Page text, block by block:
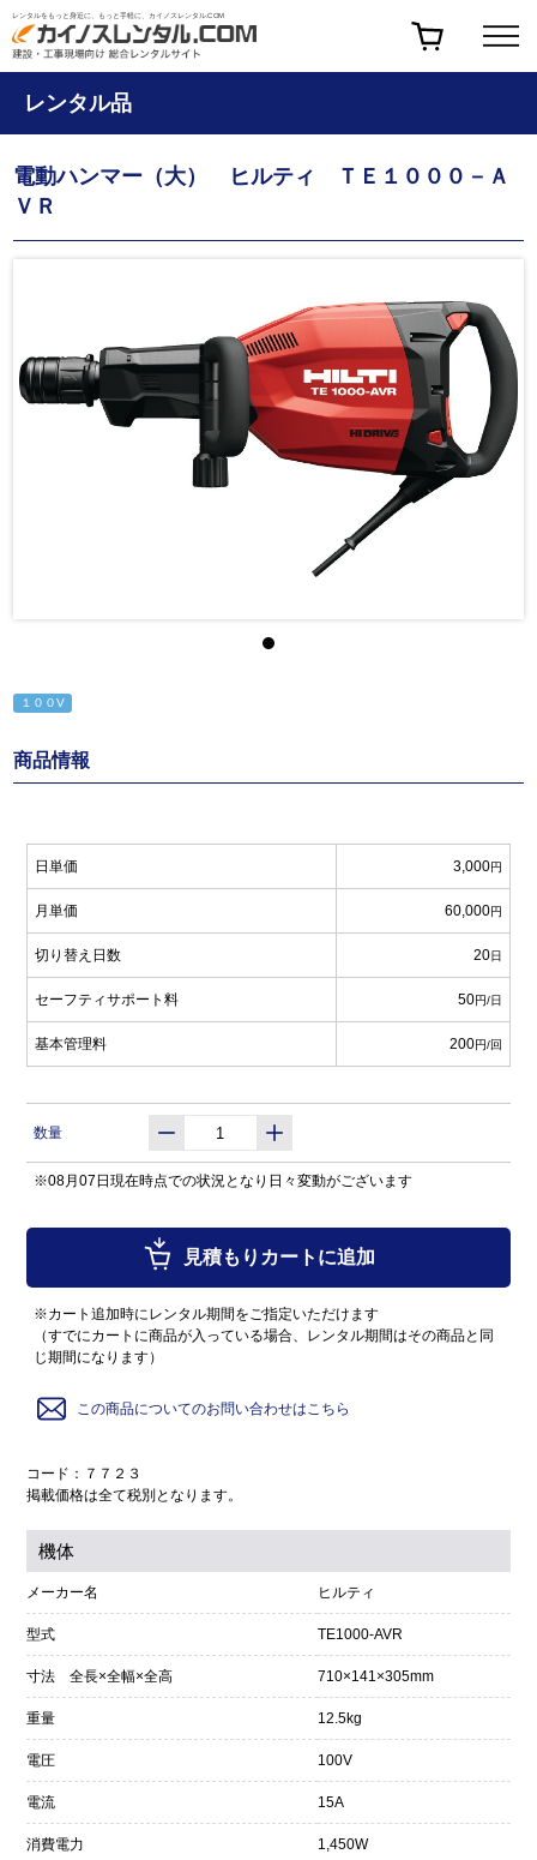
レンタルをもっと身近に、もっと手軽に、カイノスレンタル.COM
レンタル品
電動ハンマー（大） ヒルティ ＴＥ１０００－Ａ
ＶＲ
１００V
商品情報
日単価 3,000円
月単価 60,000円
切り替え日数 20日
セーフティサポート料 50円/日
基本管理料 200円/回
数量
※08月07日現在時点での状況となり日々変動がございます
見積もりカートに追加
※カート追加時にレンタル期間をご指定いただけます
（すでにカートに商品が入っている場合、レンタル期間はその商品と同
じ期間になります）
この商品についてのお問い合わせはこちら
コード：７７２３
掲載価格は全て税別となります。
機体
メーカー名 ヒルティ
型式 TE1000-AVR
寸法 全長×全幅×全高 710×141×305mm
重量 12.5kg
電圧 100V
電流 15A
消費電力 1,450W